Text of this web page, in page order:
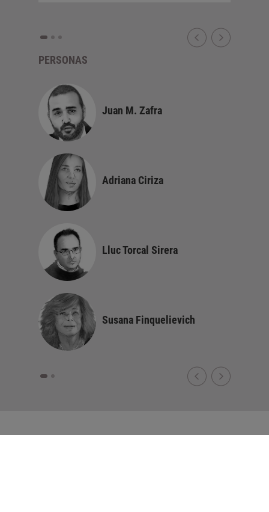
PERSONAS
Juan M. Zafra
Adriana Ciriza
Lluc Torcal Sirera
Susana Finquelievich